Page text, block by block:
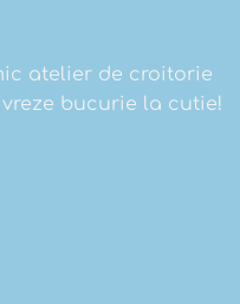
atelier de croitorie
bucurie la cutie!